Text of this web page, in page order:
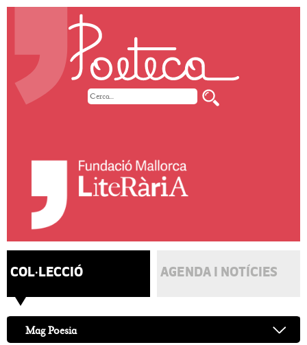
COL·LECCIÓ AGENDA I NOTÍCIES
Mag Poesia